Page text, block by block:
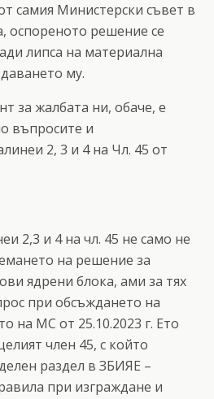
самия Министерски съвет в
оспореното решение се
липса на материална
му.
за жалбата ни, обаче, е
въпросите и
2, 3 и 4 на Чл. 45 от
2,3 и 4 на чл. 45 не само не
на решение за
ядрени блока, ами за тях
при обсъждането на
на МС от 25.10.2023 г. Ето
член 45, с който
раздел в ЗБИЯЕ –
при изграждане и